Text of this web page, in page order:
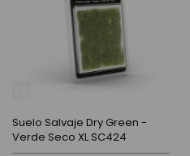
Suelo Salvaje Dry Green -
Verde Seco XL SC424